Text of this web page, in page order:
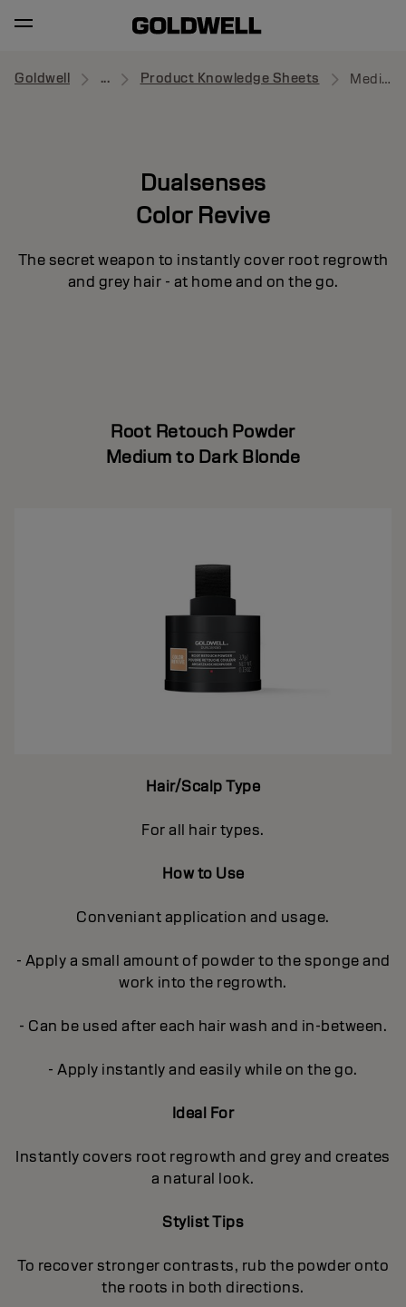
Goldwell ... Product Knowledge Sheets Medium to Dark Blonde Powder
Dualsenses
Color Revive
The secret weapon to instantly cover root regrowth
and grey hair - at home and on the go.
Root Retouch Powder
Medium to Dark Blonde
Hair/Scalp Type
For all hair types.
How to Use
Conveniant application and usage.
- Apply a small amount of powder to the sponge and
work into the regrowth.
- Can be used after each hair wash and in-between.
- Apply instantly and easily while on the go.
Ideal For
Instantly covers root regrowth and grey and creates
a natural look.
Stylist Tips
To recover stronger contrasts, rub the powder onto
the roots in both directions.